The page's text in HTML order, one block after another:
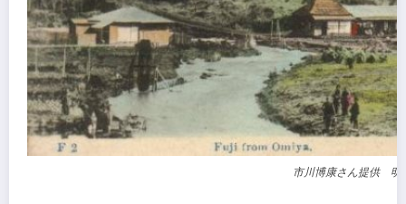
市川博康さん提供 明